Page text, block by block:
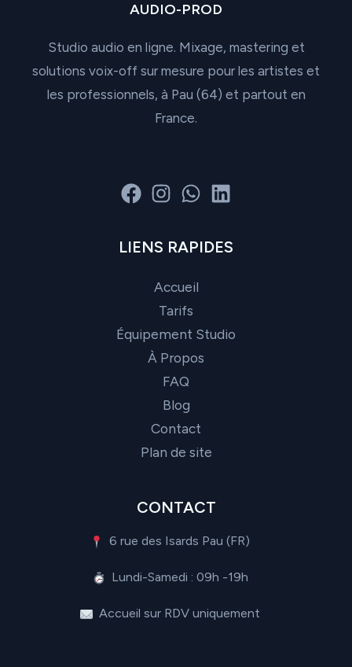
AUDIO-PROD
Studio audio en ligne. Mixage, mastering et
solutions voix-off sur mesure pour les artistes et
les professionnels, à Pau (64) et partout en
France.
LIENS RAPIDES
Accueil
Tarifs
Équipement Studio
À Propos
FAQ
Blog
Contact
Plan de site
CONTACT
6 rue des Isards Pau (FR)
Lundi-Samedi : 09h -19h
Accueil sur RDV uniquement